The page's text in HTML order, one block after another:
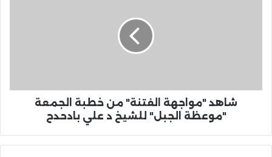
شاهد "مواجهة الفتنة" من خطبة الجمعة
"موعظة الجبل" للشيخ د علي بادحدح